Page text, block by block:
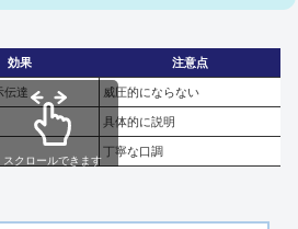
効果 注意点
伝達 威圧的にならない
具体的に説明
丁寧な口調
スクロールできます